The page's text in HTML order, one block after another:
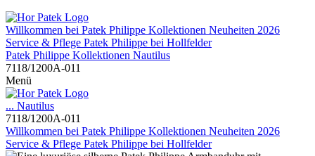
Willkommen bei Patek Philippe Kollektionen Neuheiten 2026
Service & Pflege Patek Philippe bei Hollfelder
Patek Philippe Kollektionen Nautilus
7118/1200A-011
Menü
... Nautilus
7118/1200A-011
Willkommen bei Patek Philippe Kollektionen Neuheiten 2026
Service & Pflege Patek Philippe bei Hollfelder